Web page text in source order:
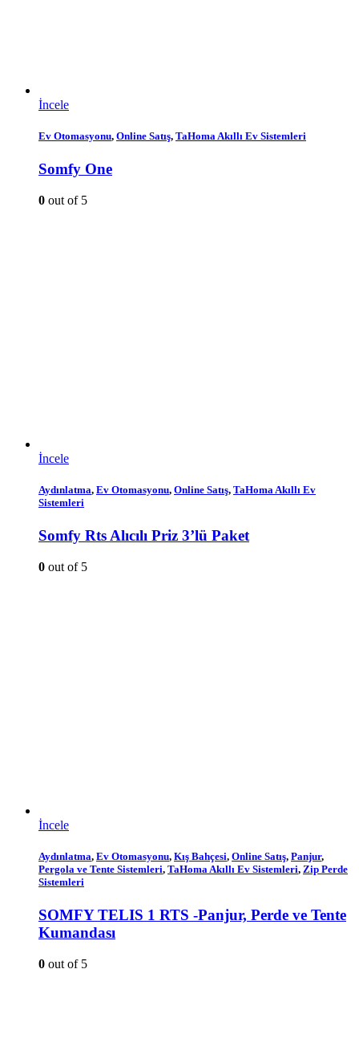
İncele
Ev Otomasyonu, Online Satış, TaHoma Akıllı Ev Sistemleri
Somfy One
0 out of 5
İncele
Aydınlatma, Ev Otomasyonu, Online Satış, TaHoma Akıllı Ev
Sistemleri
Somfy Rts Alıcılı Priz 3’lü Paket
0 out of 5
İncele
Aydınlatma, Ev Otomasyonu, Kış Bahçesi, Online Satış, Panjur,
Pergola ve Tente Sistemleri, TaHoma Akıllı Ev Sistemleri, Zip Perde
Sistemleri
SOMFY TELIS 1 RTS -Panjur, Perde ve Tente
Kumandası
0 out of 5